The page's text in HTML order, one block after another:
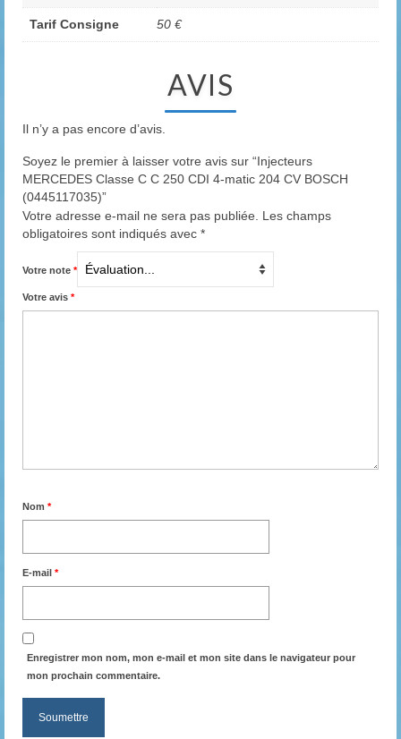
Tarif Consigne 50 €
AVIS
Il n’y a pas encore d’avis.
Soyez le premier à laisser votre avis sur “Injecteurs
MERCEDES Classe C C 250 CDI 4-matic 204 CV BOSCH
(0445117035)”
Votre adresse e-mail ne sera pas publiée.
Les champs
obligatoires sont indiqués avec *
Votre note *
Votre avis *
Nom *
E-mail *
Enregistrer mon nom, mon e-mail et mon site dans le navigateur pour
mon prochain commentaire.